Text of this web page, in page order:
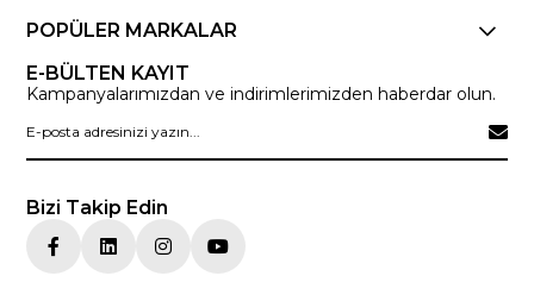
POPÜLER MARKALAR
E-BÜLTEN KAYIT
Kampanyalarımızdan ve indirimlerimizden haberdar olun.
Bizi Takip Edin